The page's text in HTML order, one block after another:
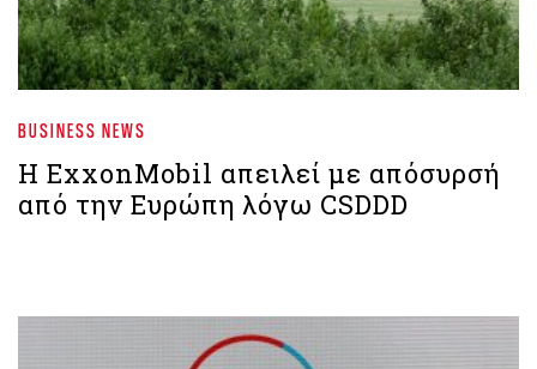
BUSINESS NEWS
Η ExxonMobil απειλεί με απόσυρσή
από την Ευρώπη λόγω CSDDD